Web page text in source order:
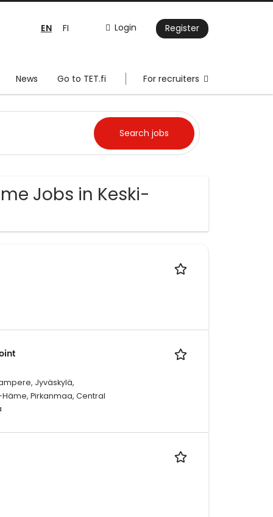
Login Register
EN FI
News Go to TET.fi For recruiters
Jobs in Keski-
Jyväskylä,
Häme, Pirkanmaa, Central